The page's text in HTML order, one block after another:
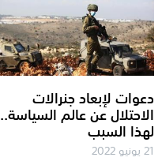
دعوات لإبعاد جنرالات
الاحتلال عن عالم السياسة..
لهذا السبب
21 يونيو 2022